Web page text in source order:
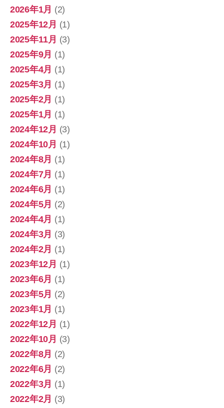
2026年1月 (2)
2025年12月 (1)
2025年11月 (3)
2025年9月 (1)
2025年4月 (1)
2025年3月 (1)
2025年2月 (1)
2025年1月 (1)
2024年12月 (3)
2024年10月 (1)
2024年8月 (1)
2024年7月 (1)
2024年6月 (1)
2024年5月 (2)
2024年4月 (1)
2024年3月 (3)
2024年2月 (1)
2023年12月 (1)
2023年6月 (1)
2023年5月 (2)
2023年1月 (1)
2022年12月 (1)
2022年10月 (3)
2022年8月 (2)
2022年6月 (2)
2022年3月 (1)
2022年2月 (3)